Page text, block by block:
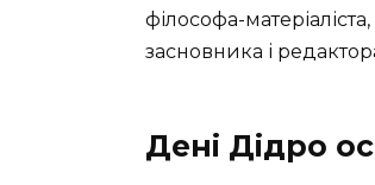
філософа-
засновника і
Дені Дідро